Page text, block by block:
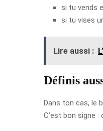
si tu vends
si tu vises
Lire aussi :
Définis
Dans ton cas, le
C’est bon signe